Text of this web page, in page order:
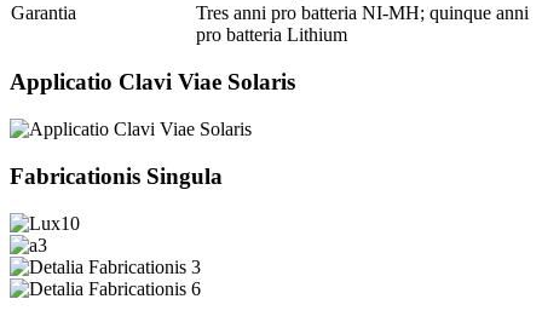
Garantia
Tres anni pro batteria NI-MH; quinque anni
pro batteria Lithium
Applicatio Clavi Viae Solaris
Fabricationis Singula